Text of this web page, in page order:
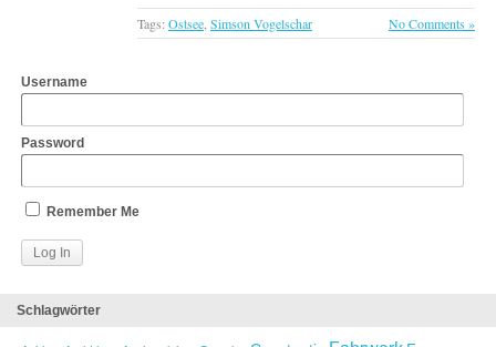
Tags: Ostsee Simson Vogelschar No Comments »
Username
Password
Remember Me
Schlagwörter